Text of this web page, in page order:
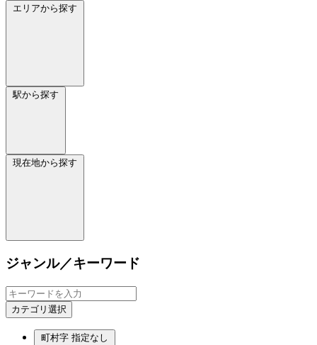
エリアから探す
駅から探す
現在地から探す
ジャンル／キーワード
カテゴリ選択
町村字 指定なし